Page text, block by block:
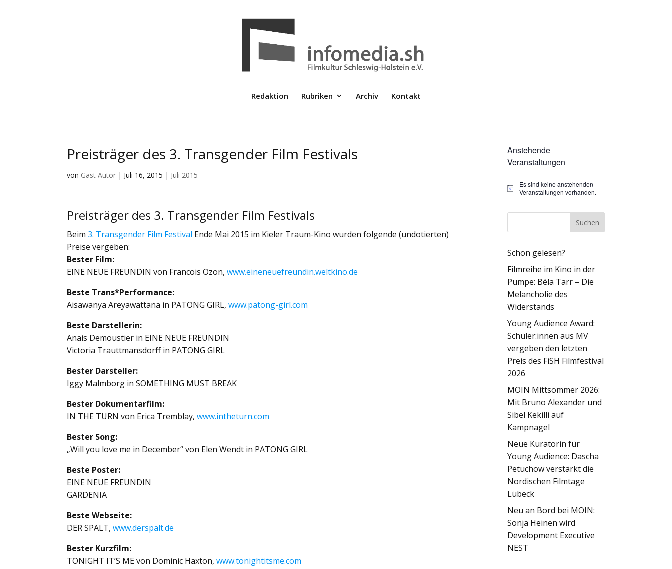
Redaktion Rubriken Archiv Kontakt
Preisträger des 3. Transgender Film Festivals
von Gast Autor | Juli 16, 2015 | Juli 2015
Preisträger des 3. Transgender Film Festivals
Beim3. Transgender Film Festival Ende Mai 2015 im Kieler Traum-Kino wurden folgende (undotierten)
Preise vergeben:
Bester Film:
EINE NEUE FREUNDIN von Francois Ozon,www.eineneuefreundin.weltkino.de
Beste Trans*Performance:
Aisawanya Areyawattana in PATONG GIRL,www.patong-girl.com
Beste Darstellerin:
Anais Demoustier in EINE NEUE FREUNDIN
Victoria Trauttmansdorff in PATONG GIRL
Bester Darsteller:
Iggy Malmborg in SOMETHING MUST BREAK
Bester Dokumentarfilm:
IN THE TURN von Erica Tremblay,www.intheturn.com
Bester Song:
„Will you love me in December“ von Elen Wendt in PATONG GIRL
Beste Poster:
EINE NEUE FREUNDIN
GARDENIA
Beste Webseite:
DER SPALT,www.derspalt.de
Bester Kurzfilm:
TONIGHT IT’S ME von Dominic Haxton,www.tonightitsme.com
Anstehende
Veranstaltungen
Hinweis
Es sind keine anstehenden
Veranstaltungen vorhanden.
Schon gelesen?
Filmreihe im Kino in der
Pumpe: Béla Tarr – Die
Melancholie des
Widerstands
Young Audience Award:
Schüler:innen aus MV
vergeben den letzten
Preis des FiSH Filmfestival
2026
MOIN Mittsommer 2026:
Mit Bruno Alexander und
Sibel Kekilli auf
Kampnagel
Neue Kuratorin für
Young Audience: Dascha
Petuchow verstärkt die
Nordischen Filmtage
Lübeck
Neu an Bord bei MOIN:
Sonja Heinen wird
Development Executive
NEST